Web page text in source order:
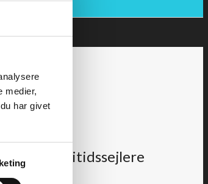
medier,
har givet
for fritidssejlere